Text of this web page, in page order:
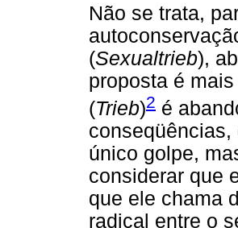
Não se trata,
(Sexualtrieb),
proposta é
(Trieb)2 é
único golpe,
considerar que
que ele chama
radical entre o